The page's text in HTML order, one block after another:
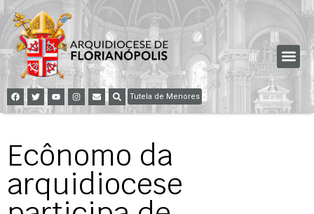
Tutela de Menores
Ecônomo da
arquidiocese